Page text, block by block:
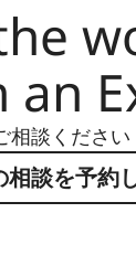
an
相談ください
談を予約